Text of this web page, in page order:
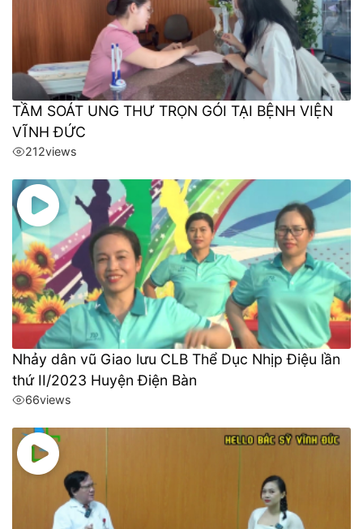
TẦM SOÁT UNG THƯ TRỌN GÓI TẠI BỆNH VIỆN
VĨNH ĐỨC
212views
Nhảy dân vũ Giao lưu CLB Thể Dục Nhịp Điệu lần
thứ II/2023 Huyện Điện Bàn
66views